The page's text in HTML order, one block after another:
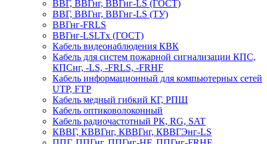
ВВГ, ВВГнг, ВВГнг-LS (ГОСТ)
ВВГ, ВВГнг, ВВГнг-LS (ТУ)
ВВГнг-FRLS
ВВГнг-LSLTx (ГОСТ)
Кабель видеонаблюдения КВК
Кабель для систем пожарной сигнализации КПС,
КПСнг, -LS, -FRLS, -FRHF
Кабель информационный для компьютерных сетей
UTP, FTP
Кабель медный гибкий КГ, РПШ
Кабель оптиковолоконный
Кабель радиочастотный РК, RG, SAT
КВВГ, КВВГнг, КВВГнг, КВВГЭнг-LS